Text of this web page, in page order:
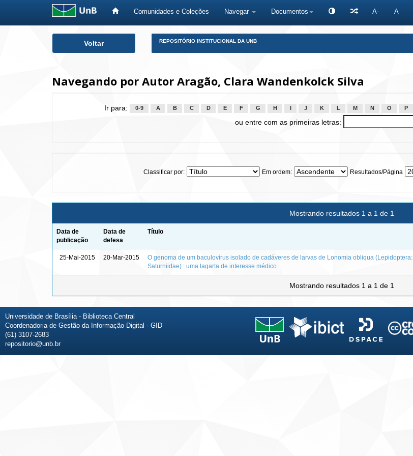
Comunidades e Coleções Navegar Documentos A- A
Voltar REPOSITÓRIO INSTITUCIONAL DA UNB
Navegando por Autor Aragão, Clara Wandenkolck Silva
Ir para: 0-9 A B C D E F G H J K L M N O P
ou entre com as primeiras letras:
Classificar por: Em ordem: Resultados/Página
Mostrando resultados 1 a 1 de 1
Data de
publicação
Data de
defesa
Título
25-Mai-2015 20-Mar-2015
O genoma de um baculovírus isolado de cadáveres de larvas de Lonomia obliqua (Lepidoptera:
Saturniidae) : uma lagarta de interesse médico
Mostrando resultados 1 a 1 de 1
Universidade de Brasília - Biblioteca Central
Coordenadoria de Gestão da Informação Digital - GID
(61) 3107-2683
repositorio@unb.br